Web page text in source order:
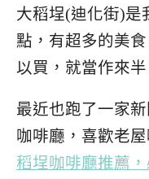
大稻埕(迪化街)是
點，有超多的美
以買，就當作來
最近也跑了一家
咖啡廳，喜歡老
稻埕咖啡廳推薦